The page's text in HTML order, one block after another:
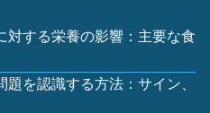
対する栄養の影響：主要な食
を認識する方法：サイン、